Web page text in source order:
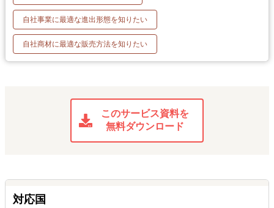
自社事業に最適な進出形態を知りたい
自社商材に最適な販売方法を知りたい
このサービス資料を
無料ダウンロード
対応国